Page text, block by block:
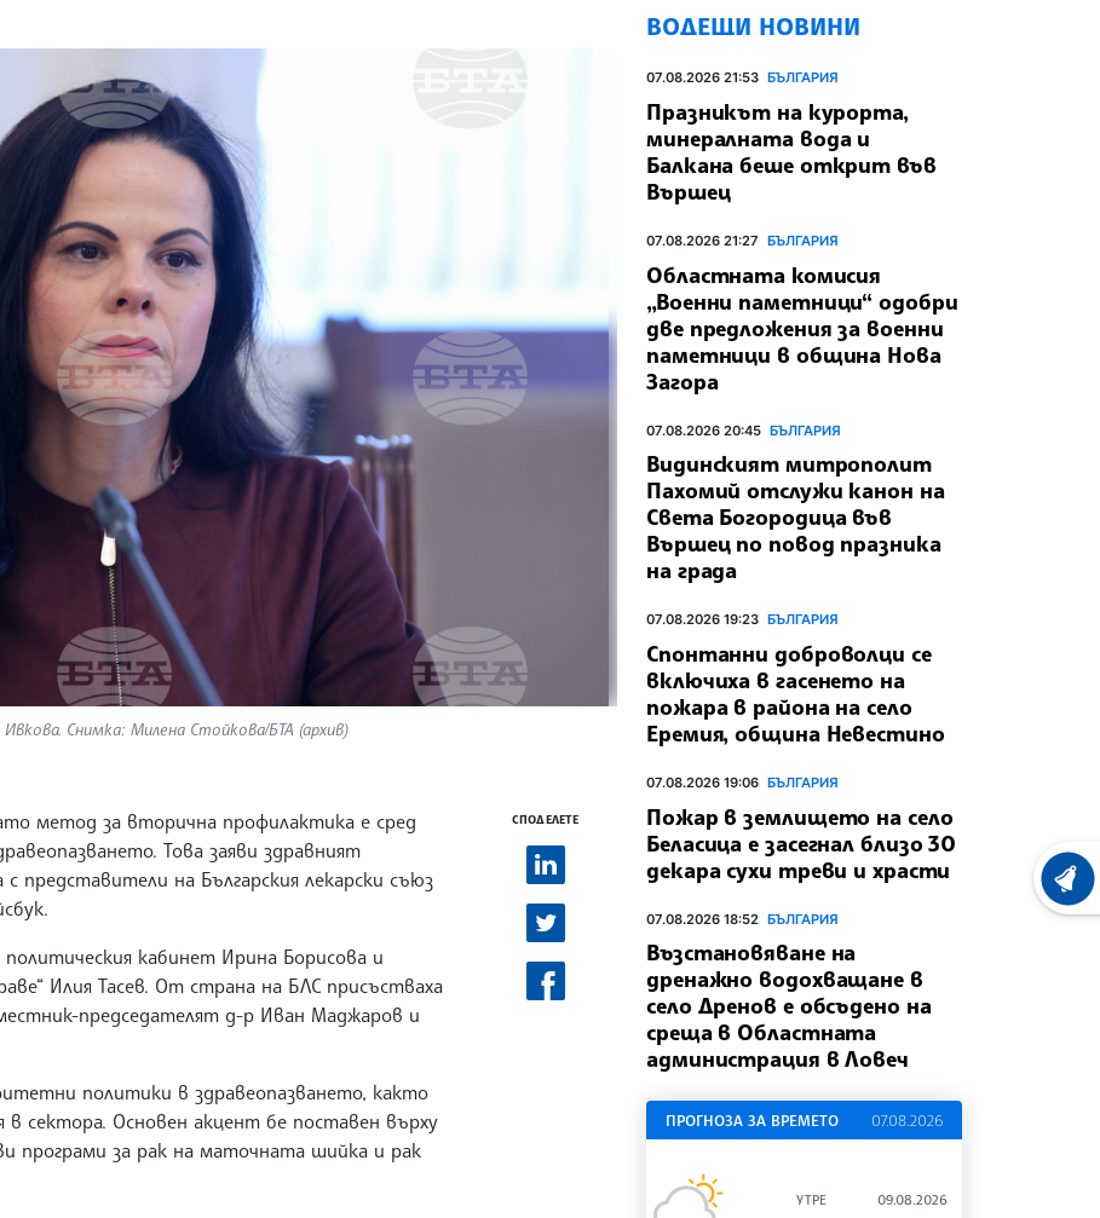
Снимка: Милена Стойкова/БТА (архив)
метод за вторична профилактика е сред
Това заяви здравният
на Българския лекарски съюз
кабинет Ирина Борисова и
Илия Тасев. От страна на БЛС присъстваха
председателят д-р Иван Маджаров и
политики в здравеопазването, както
сектора. Основен акцент бе поставен върху
програми за рак на маточната шийка и рак
СПОДЕЛЕТЕ
ВОДЕЩИ НОВИНИ
07.08.2026 21:53 БЪЛГАРИЯ
Празникът на курорта,
минералната вода и
Балкана беше открит във
Вършец
07.08.2026 21:27 БЪЛГАРИЯ
Областната комисия
„Военни паметници“ одобри
две предложения за военни
паметници в община Нова
Загора
07.08.2026 20:45 БЪЛГАРИЯ
Видинският митрополит
Пахомий отслужи канон на
Света Богородица във
Вършец по повод празника
на града
07.08.2026 19:23 БЪЛГАРИЯ
Спонтанни доброволци се
включиха в гасенето на
пожара в района на село
Еремия, община Невестино
07.08.2026 19:06 БЪЛГАРИЯ
Пожар в землището на село
Беласица е засегнал близо 30
декара сухи треви и храсти
07.08.2026 18:52 БЪЛГАРИЯ
Възстановяване на
дренажно водохващане в
село Дренов е обсъдено на
среща в Областната
администрация в Ловеч
ПРОГНОЗА ЗА ВРЕМЕТО 07.08.2026
УТРЕ 09.08.2026